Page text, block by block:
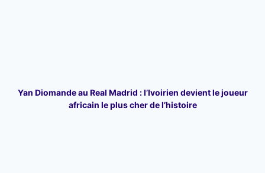
Yan Diomande au Real Madrid : l’Ivoirien devient le joueur
africain le plus cher de l’histoire